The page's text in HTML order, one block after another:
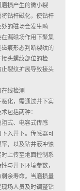
损产生的微小裂
钻杆磁化，使钻杆
的磁场会发生畸
漏磁场作用下聚集
痕形态判断裂纹的
头螺纹部位的检
裂纹扩展导致接头
在线检测
化，需通过井下实
包括两种：
式、电容式传感
入井下。传感器可
，以及钻井液冲蚀
上传至地面控制系
与井下环境参数，
余寿命。当磨损量
场人员及时调整钻